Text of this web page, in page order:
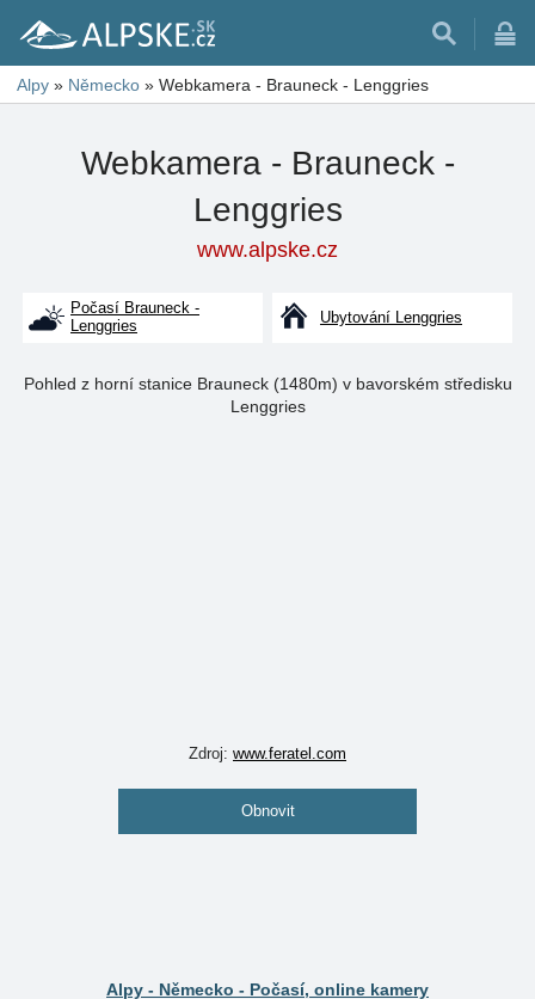
Alpy » Německo » Webkamera - Brauneck - Lenggries
Webkamera - Brauneck -
Lenggries
www.alpske.cz
Počasí Brauneck -
Lenggries
Ubytování Lenggries
Pohled z horní stanice Brauneck (1480m) v bavorském středisku
Lenggries
Zdroj: www.feratel.com
Obnovit
Alpy - Německo - Počasí, online kamery